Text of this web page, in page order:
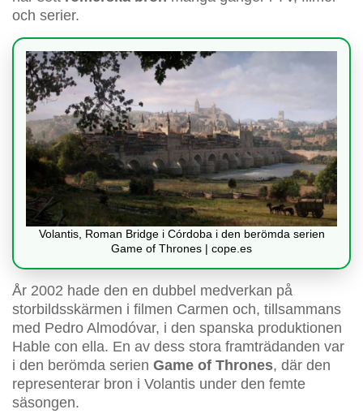
och serier.
Volantis, Roman Bridge i Córdoba i den berömda serien
Game of Thrones | cope.es
År 2002 hade den en dubbel medverkan på
storbildsskärmen i filmen Carmen och, tillsammans
med Pedro Almodóvar, i den spanska produktionen
Hable con ella. En av dess stora framträdanden var
i den berömda serien Game of Thrones, där den
representerar bron i Volantis under den femte
säsongen.